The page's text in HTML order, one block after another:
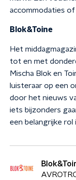
accommodaties
Blok&Toine
Het
tot en met
Mischa Blok en
luisteraar op een
door het nieuws
iets bijzonders
een belangrijke rol